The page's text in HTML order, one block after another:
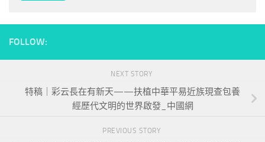
FOLLOW:
NEXT STORY
特稿｜彩云長在有新天——扶植中華平易近族現查包養
經歷代文明的世界啟發_中國網
PREVIOUS STORY